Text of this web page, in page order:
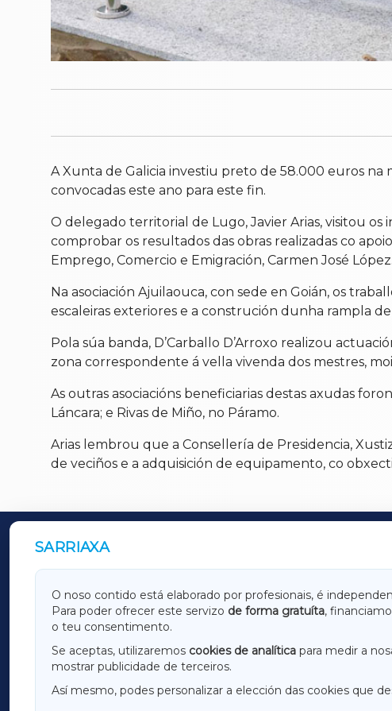
A Xunta de Galicia investiu preto de 58.000 euros na
convocadas este ano para este fin.
O delegado territorial de Lugo, Javier Arias, visitou os
comprobar os resultados das obras realizadas co
Emprego, Comercio e Emigración, Carmen José López.
Na asociación Ajuilaouca, con sede en Goián, os
escaleiras exteriores e a construción dunha rampla
Pola súa banda, D’Carballo D’Arroxo realizou
zona correspondente á vella vivenda dos mestres,
As outras asociacións beneficiarias destas axudas
Láncara; e Rivas de Miño, no Páramo.
Arias lembrou que a Consellería de Presidencia,
de veciños e a adquisición de equipamento, co
SARRIAXA
O noso contido está elaborado por profesionais, é
Para poder ofrecer este servizo de forma gratuíta,
o teu consentimento.
Se aceptas, utilizaremos cookies de analítica para medir a
mostrar publicidade de terceiros.
Así mesmo, podes personalizar a elección das cookies que
OUTROS PERIÓDICOS
GALICIAXA LUGOXA
AMARIÑAXA
OURENSEXA